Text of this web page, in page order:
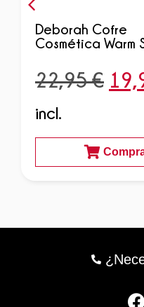
Deborah Cofre
Cosmética Warm
22,95€
incl.